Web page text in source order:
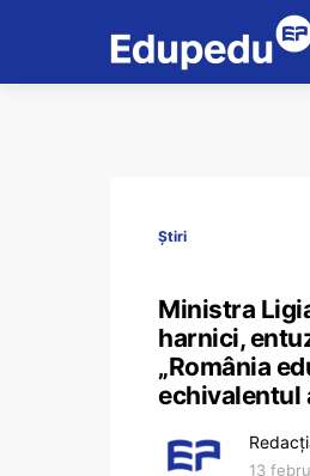
Știri
Ministra
harnici,
„România
echivalentul
13